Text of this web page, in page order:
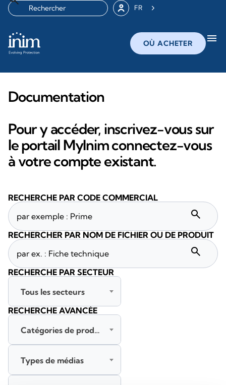
FR
OÙ ACHETER menu
Documentation
Pour y accéder, inscrivez-vous sur
le portail MyInim connectez-vous
à votre compte existant.
RECHERCHE PAR CODE COMMERCIAL
search
RECHERCHER PAR NOM DE FICHIER OU DE PRODUIT
search
RECHERCHE PAR SECTEUR
Tous les secteurs
RECHERCHE AVANCÉE
Catégories de produits
Types de médias